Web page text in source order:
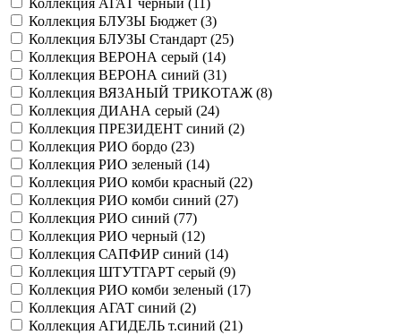
Коллекция АГАТ черный (
)
Коллекция БЛУЗЫ Бюджет (3)
Коллекция БЛУЗЫ Стандарт (25)
Коллекция ВЕРОНА серый (14)
Коллекция ВЕРОНА синий (31)
Коллекция ВЯЗАНЫЙ ТРИКОТАЖ (8)
Коллекция ДИАНА серый (24)
Коллекция ПРЕЗИДЕНТ синий (2)
Коллекция РИО бордо (23)
Коллекция РИО зеленый (14)
Коллекция РИО комби красный (22)
Коллекция РИО комби синий (27)
Коллекция РИО синий (77)
Коллекция РИО черный (12)
Коллекция САПФИР синий (14)
Коллекция ШТУТГАРТ серый (9)
Коллекция РИО комби зеленый (17)
Коллекция АГАТ синий (2)
Коллекция АГИДЕЛЬ т.синий (21)